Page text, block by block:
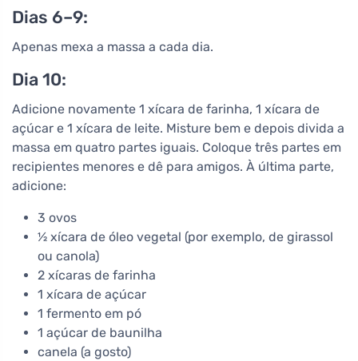
Dias 6–9:
Apenas mexa a massa a cada dia.
Dia 10:
Adicione novamente 1 xícara de farinha, 1 xícara de
açúcar e 1 xícara de leite. Misture bem e depois divida a
massa em quatro partes iguais. Coloque três partes em
recipientes menores e dê para amigos. À última parte,
adicione:
3 ovos
½ xícara de óleo vegetal (por exemplo, de girassol
ou canola)
2 xícaras de farinha
1 xícara de açúcar
1 fermento em pó
1 açúcar de baunilha
canela (a gosto)